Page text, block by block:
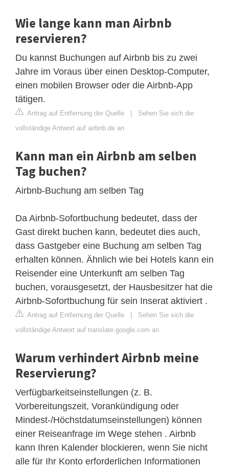
Wie lange kann man Airbnb
reservieren?
Du kannst Buchungen auf Airbnb bis zu zwei
Jahre im Voraus über einen Desktop-Computer,
einen mobilen Browser oder die Airbnb-App
tätigen.
Antrag auf Entfernung der Quelle | Sehen Sie sich die
vollständige Antwort auf airbnb.de an
Kann man ein Airbnb am selben
Tag buchen?
Airbnb-Buchung am selben Tag
Da Airbnb-Sofortbuchung bedeutet, dass der
Gast direkt buchen kann, bedeutet dies auch,
dass Gastgeber eine Buchung am selben Tag
erhalten können. Ähnlich wie bei Hotels kann ein
Reisender eine Unterkunft am selben Tag
buchen, vorausgesetzt, der Hausbesitzer hat die
Airbnb-Sofortbuchung für sein Inserat aktiviert .
Antrag auf Entfernung der Quelle | Sehen Sie sich die
vollständige Antwort auf translate.google.com an
Warum verhindert Airbnb meine
Reservierung?
Verfügbarkeitseinstellungen (z. B.
Vorbereitungszeit, Vorankündigung oder
Mindest-/Höchstdatumseinstellungen) können
einer Reiseanfrage im Wege stehen . Airbnb
kann Ihren Kalender blockieren, wenn Sie nicht
alle für Ihr Konto erforderlichen Informationen